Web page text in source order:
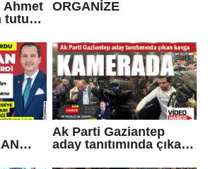
Ahmet
tutup
ORGANİZE
Ak Parti Gaziantep
aday tanıtımında çıkan